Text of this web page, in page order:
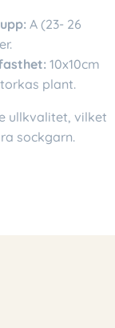
A (23- 26
10x10cm
plant.
ullkvalitet, vilket
sockgarn.